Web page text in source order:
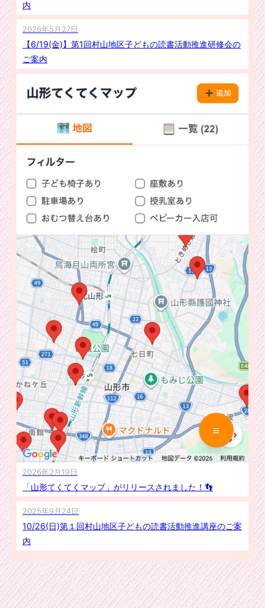
内
2026年5月27日
【6/19(金)】第1回村山地区子どもの読書活動推進研修会の
ご案内
2026年2月19日
「山形てくてくマップ」がリリースされました！👣
2025年9月24日
10/26(日)第１回村山地区子どもの読書活動推進講座のご案
内